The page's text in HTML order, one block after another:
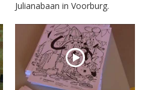
Julianabaan in Voorburg.